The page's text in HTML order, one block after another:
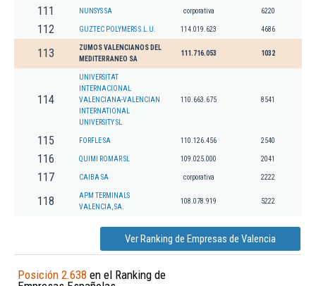
111 NUNSYS SA corporativa 6220
112 GUZTEC POLYMERS S.L.U. 114.019.623 4686
113
ZUMOS VALENCIANOS DEL
MEDITERRANEO SA
111.716.053 1032
114
UNIVERSITAT
INTERNACIONAL
VALENCIANA-VALENCIAN
INTERNATIONAL
UNIVERSITY SL
110.663.675 8541
115 FORFLE SA 110.126.456 2540
116 QUIMI ROMAR SL 109.025.000 2041
117 CAIBA SA corporativa 2222
118
APM TERMINALS
VALENCIA, SA.
108.078.919 5222
Ver Ranking de Empresas de Valencia
Posición 2.638 en el Ranking de